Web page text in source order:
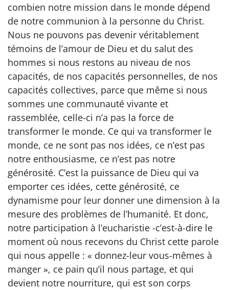
combien notre mission dans le monde dépend
de notre communion à la personne du Christ.
Nous ne pouvons pas devenir véritablement
témoins de l’amour de Dieu et du salut des
hommes si nous restons au niveau de nos
capacités, de nos capacités personnelles, de nos
capacités collectives, parce que même si nous
sommes une communauté vivante et
rassemblée, celle-ci n’a pas la force de
transformer le monde. Ce qui va transformer le
monde, ce ne sont pas nos idées, ce n’est pas
notre enthousiasme, ce n’est pas notre
générosité. C’est la puissance de Dieu qui va
emporter ces idées, cette générosité, ce
dynamisme pour leur donner une dimension à la
mesure des problèmes de l’humanité. Et donc,
notre participation à l’eucharistie -c’est-à-dire le
moment où nous recevons du Christ cette parole
qui nous appelle : « donnez-leur vous-mêmes à
manger », ce pain qu’il nous partage, et qui
devient notre nourriture, qui est son corps